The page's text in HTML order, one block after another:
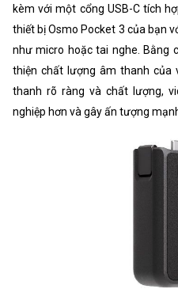
kèm với một cổng USB-C tích
thiết bị Osmo Pocket 3 của bạn
như micro hoặc tai nghe. Bằng
thiện chất lượng âm thanh của
thanh rõ ràng và chất lượng,
nghiệp hơn và gây ấn tượng